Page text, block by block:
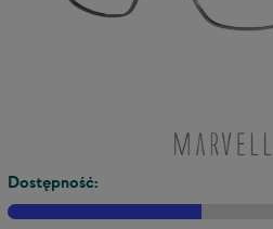
Dostępność: